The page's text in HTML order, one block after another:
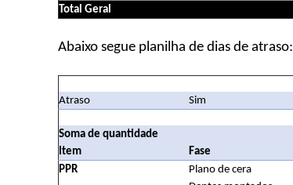
Total Geral
Abaixo segue planilha de dias de atraso:
Atraso Sim
Soma de quantidade
Item
Fase
PPR
Plano de cera